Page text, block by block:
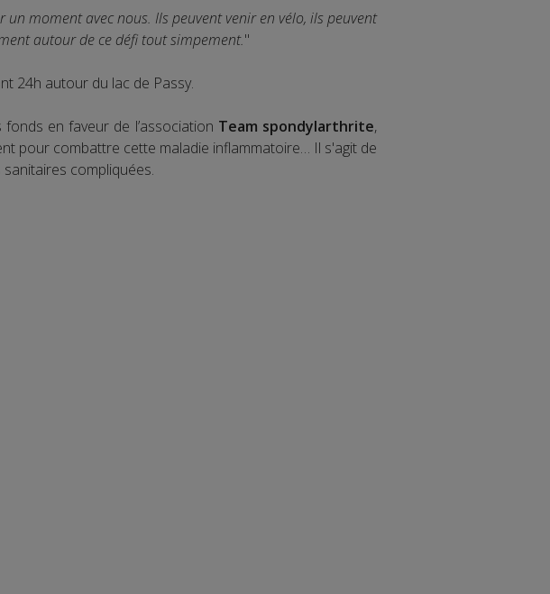
moment avec nous. Ils peuvent venir en vélo, ils peuvent
autour de ce défi tout simpement."
24h autour du lac de Passy.
en faveur de l’association Team spondylarthrite,
pour combattre cette maladie inflammatoire… Il s'agit de
compliquées.